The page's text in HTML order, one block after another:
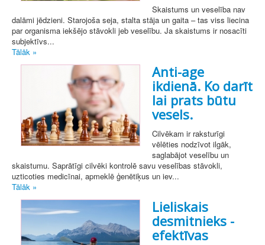
Skaistums un veselība nav
dalāmi jēdzieni. Starojoša seja, stalta stāja un gaita – tas viss liecina
par organisma iekšējo stāvokli jeb veselību. Ja skaistums ir nosacīti
subjektīvs...
Tālāk »
Anti-age
ikdienā. Ko darīt
lai prats būtu
vesels.
Cilvēkam ir raksturīgi
vēlēties nodzīvot ilgāk,
saglabājot veselību un
skaistumu. Saprātīgi cilvēki kontrolē savu veselības stāvokli,
uzticoties medicīnai, apmeklē ģenētiķus un iev...
Tālāk »
Lieliskais
desmitnieks -
efektīvas